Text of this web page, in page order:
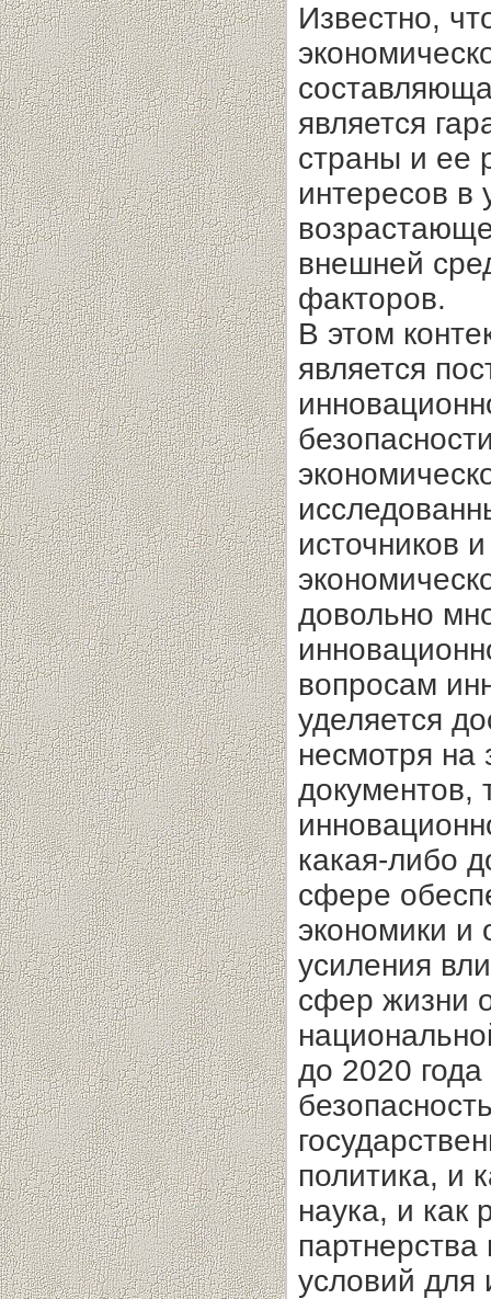
Известно,
является
страны и ее
интересов в
внешней
факторов.
В этом
является
источников
довольно
вопросам
уделяется
несмотря на
документов,
какая-либо
сфере
экономики и
усиления
сфер жизни
до 2020 года
политика, и
наука, и как
условий для